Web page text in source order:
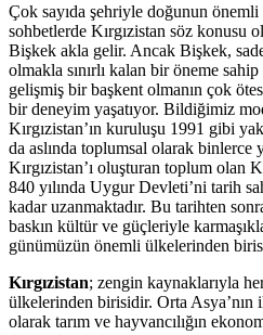
Çok sayıda şehriyle doğunun
sohbetlerde Kırgızistan söz konusu
Bişkek akla gelir. Ancak Bişkek,
olmakla sınırlı kalan bir öneme
gelişmiş bir başkent olmanın çok
bir deneyim yaşatıyor. Bildiğimiz
Kırgızistan’ın kuruluşu 1991 gibi
da aslında toplumsal olarak binlerce
Kırgızistan’ı oluşturan toplum olan
840 yılında Uygur Devleti’ni tarih
kadar uzanmaktadır. Bu tarihten
baskın kültür ve güçleriyle
günümüzün önemli ülkelerinden
Kırgızistan; zengin kaynaklarıyla
ülkelerinden birisidir. Orta Asya’nın
olarak tarım ve hayvancılığın